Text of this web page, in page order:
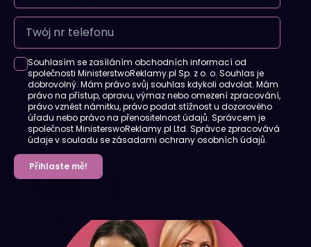
Souhlasím se zasíláním obchodních informací od
společnosti MinisterstwoReklamy.pl Sp. z o. o. Souhlas je
dobrovolný. Mám právo svůj souhlas kdykoli odvolat. Mám
právo na přístup, opravu, výmaz nebo omezení zpracování,
právo vznést námitku, právo podat stížnost u dozorového
úřadu nebo právo na přenositelnost údajů. Správcem je
společnost MinisterswoReklamy.pl Ltd. Správce zpracovává
údaje v souladu se zásadami ochrany osobních údajů.
Přihlaste mě!